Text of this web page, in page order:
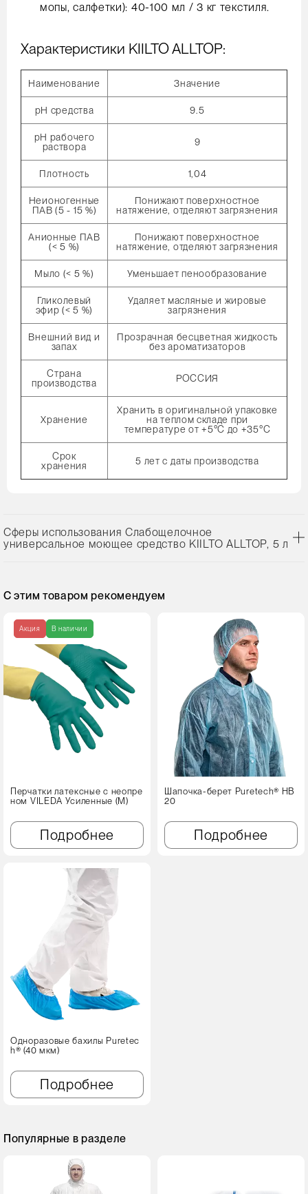
мопы, салфетки): 40-100 мл / 3 кг текстиля.
Характеристики KIILTO ALLTOP:
Наименование Значение
pH средства 9.5
pH рабочего
раствора
9
Плотность 1,04
Неионогенные
ПАВ (5 - 15 %)
Понижают поверхностное
натяжение, отделяют загрязнения
Анионные ПАВ
(< 5 %)
Понижают поверхностное
натяжение, отделяют загрязнения
Мыло (< 5 %) Уменьшает пенообразование
Гликолевый
эфир (< 5 %)
Удаляет масляные и жировые
загрязнения
Внешний вид и
запах
Прозрачная бесцветная жидкость
без ароматизаторов
Страна
производства
РОССИЯ
Хранение
Хранить в оригинальной упаковке
на теплом складе при
температуре от +5°С до +35°С
Срок
хранения
5 лет с даты производства
Сферы использования Слабощелочное
универсальное моющее средство KIILTO ALLTOP, 5 л
С этим товаром рекомендуем
Акция В наличии
Перчатки латексные с неопре
ном VILEDA Усиленные (М)
Подробнее
Шапочка-берет Puretech® HB
20
Подробнее
Одноразовые бахилы Puretec
h® (40 мкм)
Подробнее
Популярные в разделе